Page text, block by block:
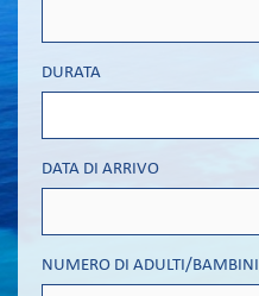
DURATA
DATA DI ARRIVO
NUMERO DI ADULTI/BAMBINI